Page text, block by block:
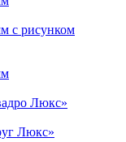
с рисунком
Люкс»
Люкс»